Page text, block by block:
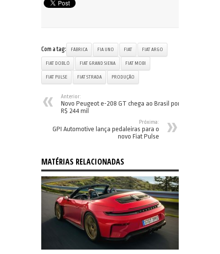
Com a tag: FÁBRICA FIA UNO FIAT FIAT ARGO
FIAT DOBLÓ FIAT GRAND SIENA FIAT MOBI
FIAT PULSE FIAT STRADA PRODUÇÃO
Anterior:
Novo Peugeot e-208 GT chega ao Brasil por
R$ 244 mil
Próxima:
GPI Automotive lança pedaleiras para o
novo Fiat Pulse
MATÉRIAS RELACIONADAS